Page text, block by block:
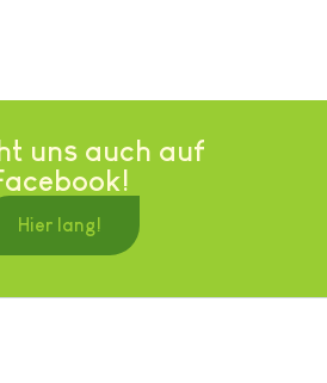
uns auch auf
Hier lang!